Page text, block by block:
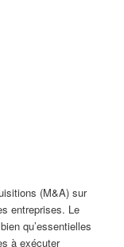
(M&A) sur
entreprises. Le
qu’essentielles
à exécuter